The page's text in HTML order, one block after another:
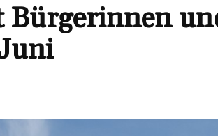
Bürgerinnen